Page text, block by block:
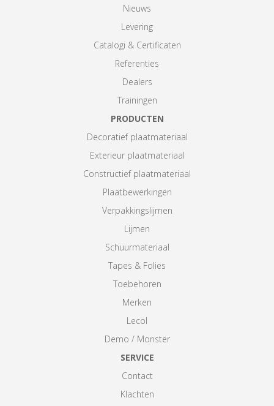
Nieuws
Levering
Catalogi & Certificaten
Referenties
Dealers
Trainingen
PRODUCTEN
Decoratief plaatmateriaal
Exterieur plaatmateriaal
Constructief plaatmateriaal
Plaatbewerkingen
Verpakkingslijmen
Lijmen
Schuurmateriaal
Tapes & Folies
Toebehoren
Merken
Lecol
Demo / Monster
SERVICE
Contact
Klachten